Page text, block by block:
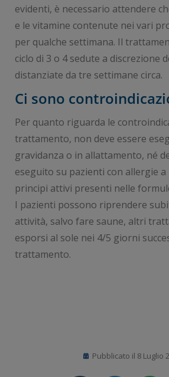
evidenti, è necessario attendere
e le vitamine contenute nei vari
per qualche settimana. Il
ciclo di 3 o 4 sedute a discrezione
distanziate da tre settimane circa.
Ci sono
Per quanto riguarda le
trattamento, non deve essere
gravidanza o in allattamento, né
eseguito su pazienti con allergie a
principi attivi presenti nelle
I pazienti possono riprendere
attività, salvo fare saune, altri
esporsi al sole nei 4/5 giorni
trattamento.
Pubblicato il 8 Luglio